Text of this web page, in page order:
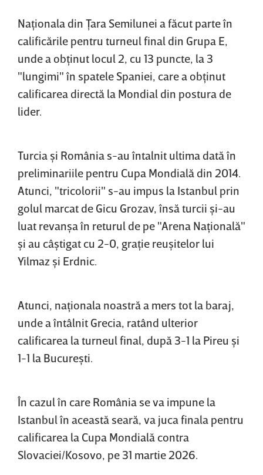
Naţionala din Ţara Semilunei a făcut parte în
calificările pentru turneul final din Grupa E,
unde a obţinut locul 2, cu 13 puncte, la 3
"lungimi" în spatele Spaniei, care a obţinut
calificarea directă la Mondial din postura de
lider.
Turcia şi România s-au întalnit ultima dată în
preliminariile pentru Cupa Mondială din 2014.
Atunci, "tricolorii" s-au impus la Istanbul prin
golul marcat de Gicu Grozav, însă turcii şi-au
luat revanşa în returul de pe "Arena Naţională"
şi au câştigat cu 2-0, graţie reuşitelor lui
Yilmaz şi Erdnic.
Atunci, naţionala noastră a mers tot la baraj,
unde a întâlnit Grecia, ratând ulterior
calificarea la turneul final, după 3-1 la Pireu şi
1-1 la Bucureşti.
În cazul în care România se va impune la
Istanbul în această seară, va juca finala pentru
calificarea la Cupa Mondială contra
Slovaciei/Kosovo, pe 31 martie 2026.